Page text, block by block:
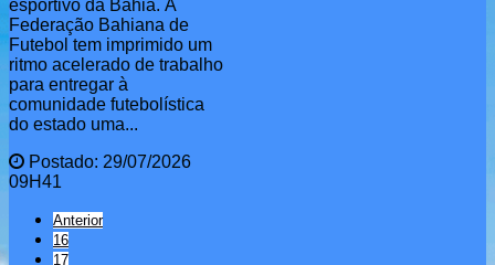
esportivo da Bahia. A
Federação Bahiana de
Futebol tem imprimido um
ritmo acelerado de trabalho
para entregar à
comunidade futebolística
do estado uma...
Postado: 29/07/2026
09H41
Anterior
16
17